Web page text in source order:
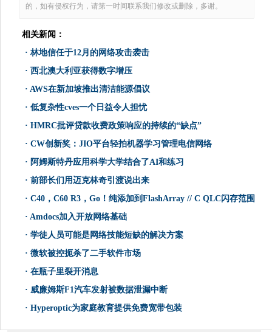
的，如有侵权行为，请第一时间联系我们修改或删除，多谢。
相关新闻：
· 林地信任于12月的网络攻击袭击
· 西北澳大利亚获得数字增压
· AWS在新加坡推出清洁能源倡议
· 低复杂性cves一个日益令人担忧
· HMRC批评贷款收费政策响应的持续的“缺点”
· CW创新奖：JIO平台轻拍机器学习管理电信网络
· 阿姆斯特丹应用科学大学结合了AI和练习
· 前部长们用迈克林奇引渡说出来
· C40，C60 R3，Go！纯添加到FlashArray // C QLC闪存范围
· Amdocs加入开放网络基础
· 学徒人员可能是网络技能短缺的解决方案
· 微软被控扼杀了二手软件市场
· 在瓶子里裂开消息
· 威廉姆斯F1汽车发射被数据泄漏中断
· Hyperoptic为家庭教育提供免费宽带包装